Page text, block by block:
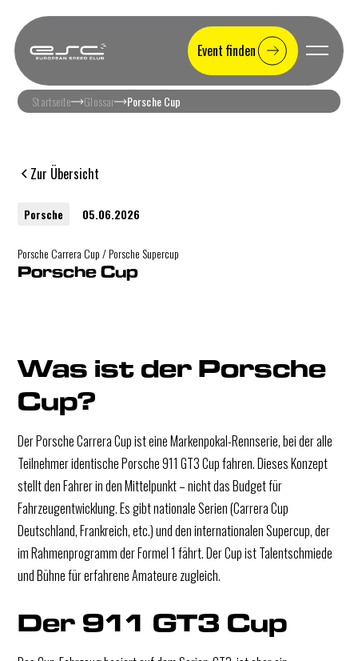
Event finden
Startseite Glossar Porsche Cup
Zur Übersicht
Porsche 05.06.2026
Porsche Carrera Cup / Porsche Supercup
Porsche Cup
Was ist der Porsche
Cup?
Der Porsche Carrera Cup ist eine Markenpokal-Rennserie, bei der alle
Teilnehmer identische Porsche 911 GT3 Cup fahren. Dieses Konzept
stellt den Fahrer in den Mittelpunkt – nicht das Budget für
Fahrzeugentwicklung. Es gibt nationale Serien (Carrera Cup
Deutschland, Frankreich, etc.) und den internationalen Supercup, der
im Rahmenprogramm der Formel 1 fährt. Der Cup ist Talentschmiede
und Bühne für erfahrene Amateure zugleich.
Der 911 GT3 Cup